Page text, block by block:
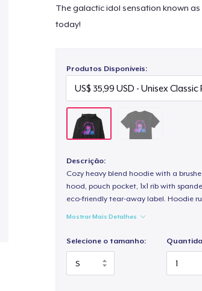
The galactic idol sensation known
today!
Produtos Disponíveis:
Descrição:
Cozy heavy blend hoodie with a
hood, pouch pocket, 1x1 rib with
eco-friendly tear-away label. Hoodie
Mostrar Mais Detalhes
Selecione o tamanho: